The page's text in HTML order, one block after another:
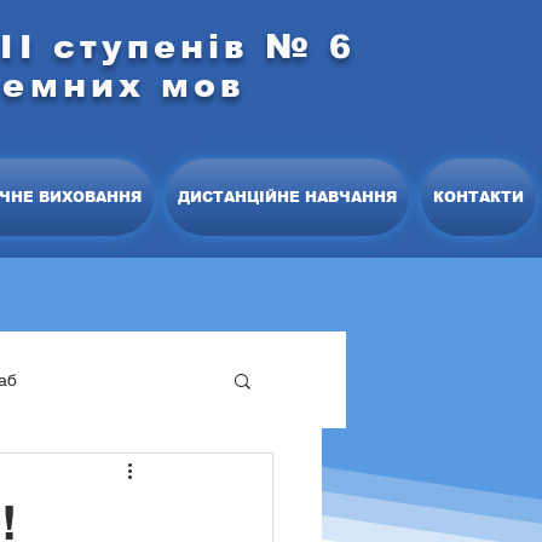
ступенів № 6
мов
ВИХОВАННЯ ДИСТАНЦІЙНЕ НАВЧАННЯ КОНТАКТИ
розвиток